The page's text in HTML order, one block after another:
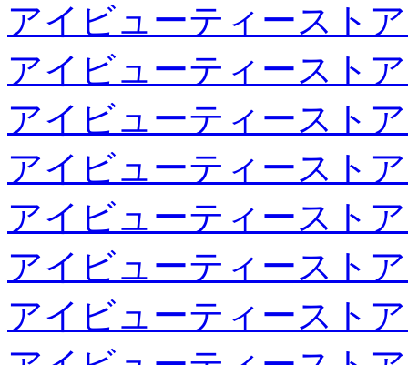
アイビューティースト
アイビューティースト
アイビューティースト
アイビューティースト
アイビューティースト
アイビューティースト
アイビューティースト